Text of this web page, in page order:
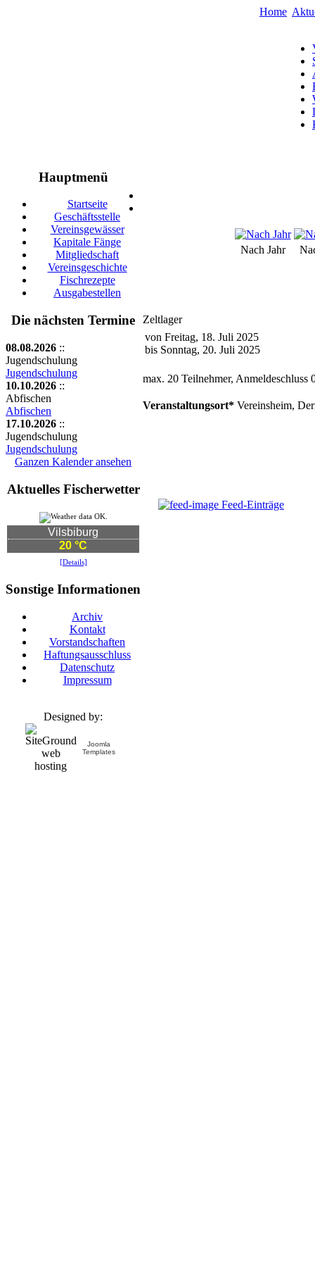
Home
Hauptmenü
Startseite
Geschäftsstelle
Vereinsgewässer
Kapitale Fänge
Mitgliedschaft
Vereinsgeschichte
Fischrezepte
Ausgabestellen
Die nächsten Termine
08.08.2026 ::
Jugendschulung
Jugendschulung
10.10.2026 ::
Abfischen
Abfischen
17.10.2026 ::
Jugendschulung
Jugendschulung
Ganzen Kalender ansehen
Aktuelles Fischerwetter
Vilsbiburg
20 °C
[Details]
Sonstige Informationen
Archiv
Kontakt
Vorstandschaften
Haftungsausschluss
Datenschutz
Impressum
Designed by:
Joomla
Templates
Nach Jahr
Zeltlager
von Freitag, 18. Juli 2025
bis Sonntag, 20. Juli 2025
max. 20 Teilnehmer, Anmeldeschluss
Veranstaltungsort* Vereinsheim,
Feed-Einträge